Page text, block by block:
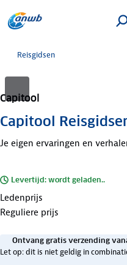
Reisgidsen
Capitool
Capitool
Je eigen ervaringen en
Levertijd: wordt geladen..
Ledenprijs
Reguliere prijs
Ontvang gratis verzending
Let op: dit is niet geldig in